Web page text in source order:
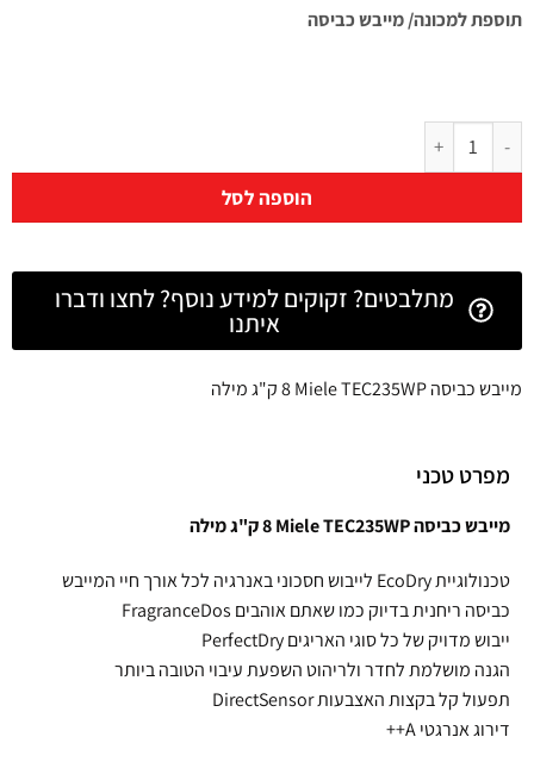
תוספת למכונה/ מייבש כביסה
הוספה לסל
מתלבטים? זקוקים למידע נוסף? לחצו ודברו
איתנו
מייבש כביסה Miele TEC235WP ‏8 ‏ק"ג מילה
מפרט טכני
מייבש כביסה Miele TEC235WP ‏8 ‏ק"ג מילה
טכנולוגיית EcoDry לייבוש חסכוני באנרגיה לכל אורך חיי המייבש
כביסה ריחנית בדיוק כמו שאתם אוהבים FragranceDos
ייבוש מדויק של כל סוגי האריגים PerfectDry
הגנה מושלמת לחדר ולריהוט השפעת עיבוי הטובה ביותר
תפעול קל בקצות האצבעות DirectSensor
דירוג אנרגטי A++